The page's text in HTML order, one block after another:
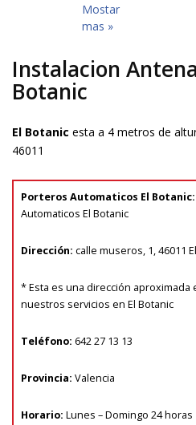
Mostar
mas »
Instalacion
Botanic
El Botanic esta a 4 metros de
46011
Porteros Automaticos El Botanic:
Automaticos El Botanic
Dirección: calle museros, 1,46011
* Esta es una dirección
nuestros servicios en El Botanic
Teléfono: 642 27 13 13
Provincia: Valencia
Horario: Lunes – Domingo 24 horas